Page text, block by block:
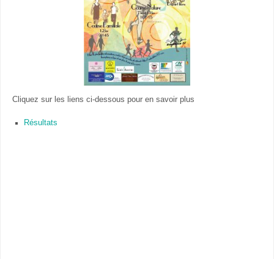
Cliquez sur les liens ci-dessous pour en savoir plus
Résultats